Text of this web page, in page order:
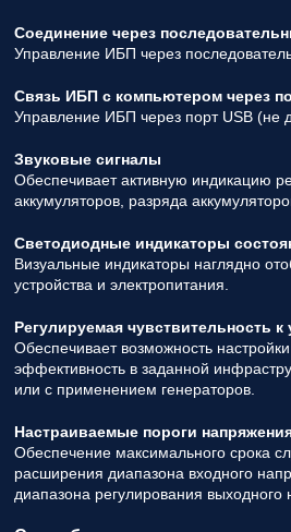
Соединение через
Управление ИБП через
Связь ИБП с компьютером через
Управление ИБП через порт USB (не
Звуковые сигналы
Обеспечивает активную индикацию
аккумуляторов, разряда
Светодиодные индикаторы
Визуальные индикаторы наглядно
устройства и электропитания.
Регулируемая чувствительность
Обеспечивает возможность
эффективность в заданной
или с применением генераторов.
Настраиваемые пороги
Обеспечение максимального срока
расширения диапазона входного
диапазона регулирования выходного